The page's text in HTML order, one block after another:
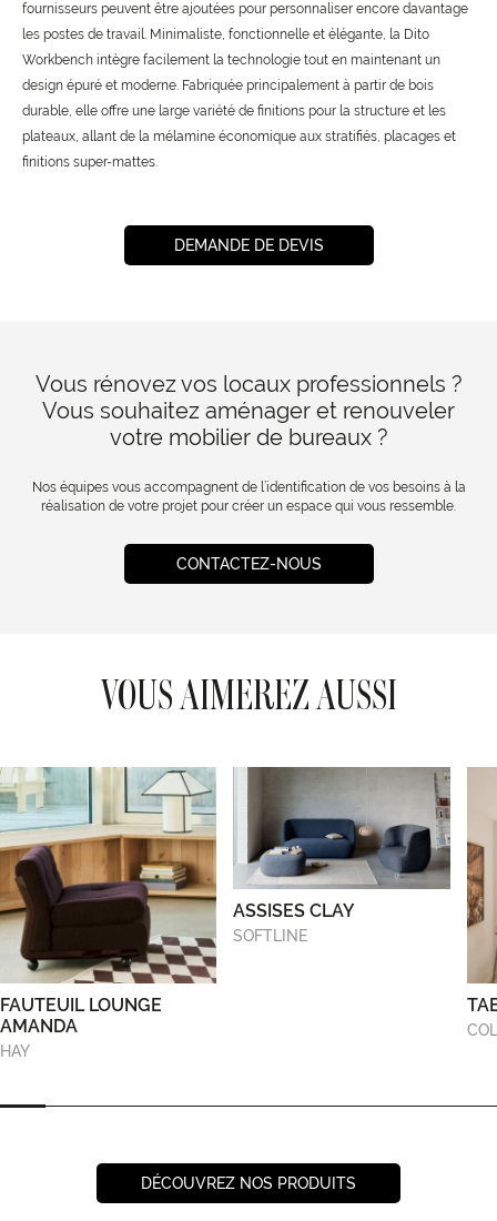
fournisseurs peuvent être ajoutées pour personnaliser encore davantage
les postes de travail. Minimaliste, fonctionnelle et élégante, la Dito
Workbench intègre facilement la technologie tout en maintenant un
design épuré et moderne. Fabriquée principalement à partir de bois
durable, elle offre une large variété de finitions pour la structure et les
plateaux, allant de la mélamine économique aux stratifiés, placages et
finitions super-mattes.
DEMANDE DE DEVIS
Vous rénovez vos locaux professionnels ?
Vous souhaitez aménager et renouveler
votre mobilier de bureaux ?
Nos équipes vous accompagnent de l’identification de vos besoins à la
réalisation de votre projet pour créer un espace qui vous ressemble.
CONTACTEZ-NOUS
VOUS AIMEREZ AUSSI
FAUTEUIL LOUNGE
AMANDA
HAY
ASSISES CLAY
SOFTLINE
DÉCOUVREZ NOS PRODUITS